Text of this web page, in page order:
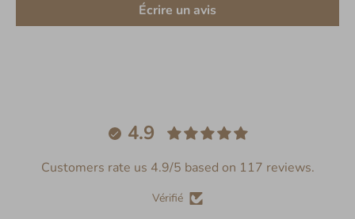
Écrire un avis
4.9
Customers rate us 4.9/5 based on 117 reviews.
Vérifié